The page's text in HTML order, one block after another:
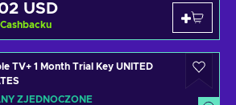
USD
Cashbacku
TV+ 1 Month Trial Key UNITED
ZJEDNOCZONE